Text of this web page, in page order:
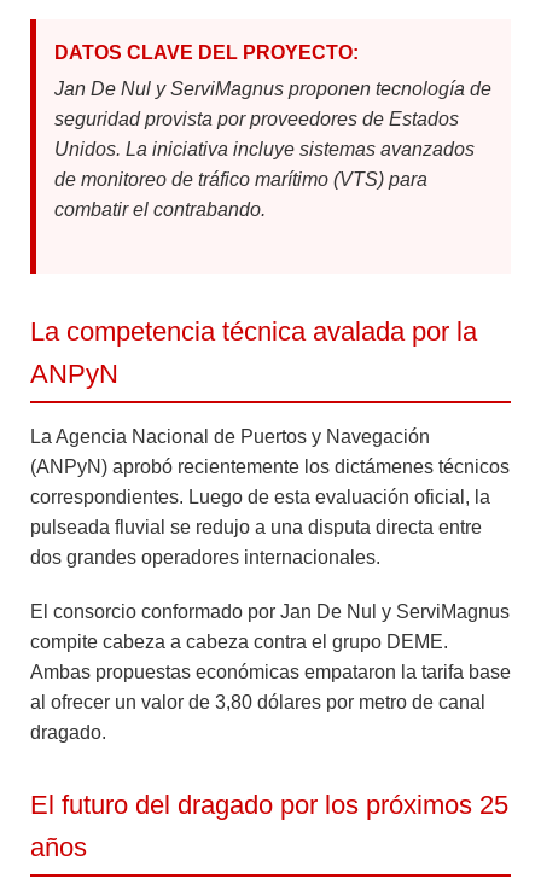
DATOS CLAVE DEL PROYECTO:
Jan De Nul y ServiMagnus proponen tecnología de
seguridad provista por proveedores de Estados
Unidos. La iniciativa incluye sistemas avanzados
de monitoreo de tráfico marítimo (VTS) para
combatir el contrabando.
La competencia técnica avalada por la
ANPyN
La Agencia Nacional de Puertos y Navegación
(ANPyN) aprobó recientemente los dictámenes técnicos
correspondientes. Luego de esta evaluación oficial, la
pulseada fluvial se redujo a una disputa directa entre
dos grandes operadores internacionales.
El consorcio conformado por Jan De Nul y ServiMagnus
compite cabeza a cabeza contra el grupo DEME.
Ambas propuestas económicas empataron la tarifa base
al ofrecer un valor de 3,80 dólares por metro de canal
dragado.
El futuro del dragado por los próximos 25
años